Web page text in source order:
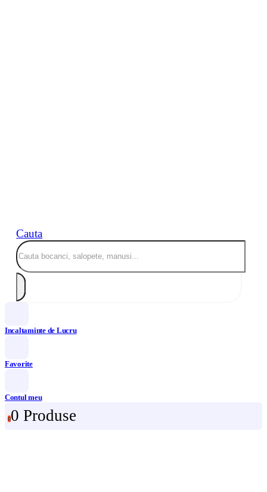
Cauta
Incaltaminte de Lucru
Favorite
Contul meu
00 Produse